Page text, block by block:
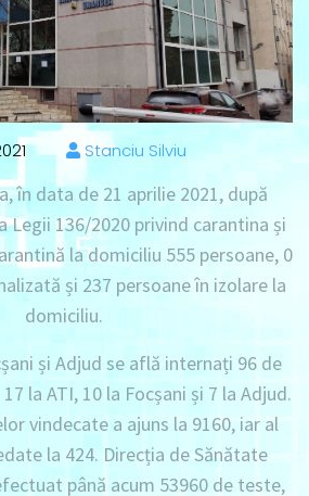
Stanciu Silviu
în data de 21 aprilie 2021, după
Legii 136/2020 privind carantina și
la domiciliu 555 persoane, 0
și 237 persoane în izolare la
domiciliu.
și Adjud se află internați 96 de
la ATI, 10 la Focșani și 7 la Adjud.
vindecate a ajuns la 9160,iar al
la 424. Direcția de Sănătate
până acum 53960 de teste,